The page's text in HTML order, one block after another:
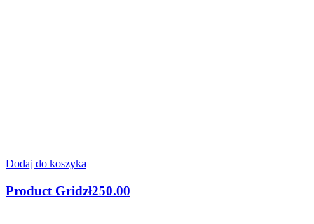
Dodaj do koszyka
Product Gridzł250.00